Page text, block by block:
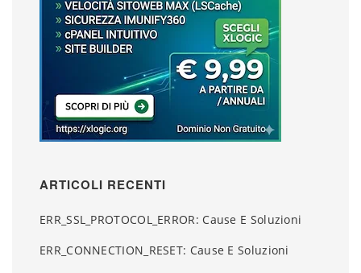
ARTICOLI RECENTI
ERR_SSL_PROTOCOL_ERROR: Cause E Soluzioni
ERR_CONNECTION_RESET: Cause E Soluzioni